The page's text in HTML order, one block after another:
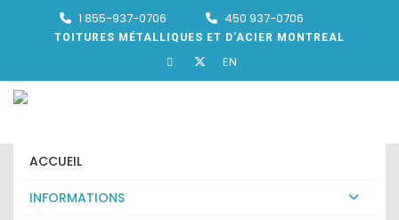
1 855-937-0706 450 937-0706
TOITURES MÉTALLIQUES ET D'ACIER MONTREAL
EN
ACCUEIL
INFORMATIONS